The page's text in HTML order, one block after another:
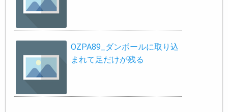
OZPA89_ダンボールに取り込
まれて足だけが残る